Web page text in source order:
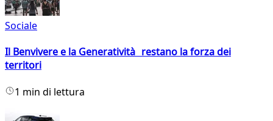
Sociale
Il Benvivere e la Generatività restano la forza dei
territori
1 min di lettura